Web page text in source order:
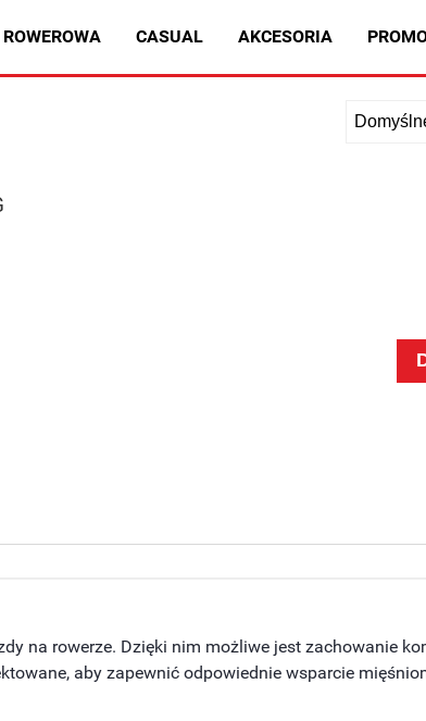
CASUAL AKCESORIA
na rowerze. Dzięki nim możliwe jest zachowanie
aby zapewnić odpowiednie wsparcie